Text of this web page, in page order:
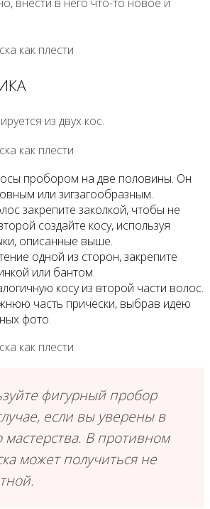
из двух кос.
пробором на две половины. Он
или зигзагообразным.
закрепите заколкой, чтобы не
создайте косу, используя
описанные выше.
одной из сторон, закрепите
или бантом.
косу из второй части волос.
часть прически, выбрав идею
фото.
фигурный пробор
если вы уверены в
мастерства. В противном
может получиться не